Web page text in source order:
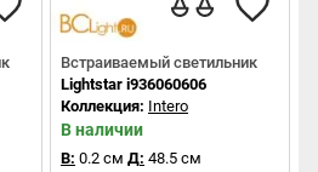
Встраиваемый светильник
Lightstar i936060606
Коллекция: Intero
В наличии
В: 0.2 см Д: 48.5 см